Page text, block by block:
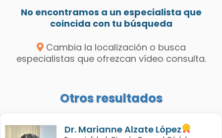
No encontramos a un especialista que
coincida con tu búsqueda
Cambia la localización o busca
especialistas que ofrezcan vídeo consulta.
Otros resultados
Dr. Marianne Alzate López